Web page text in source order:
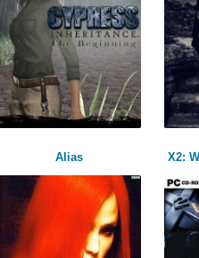
Alias X2: